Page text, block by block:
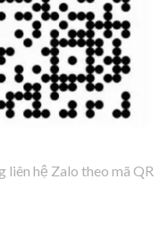
hệ Zalo theo mã QR